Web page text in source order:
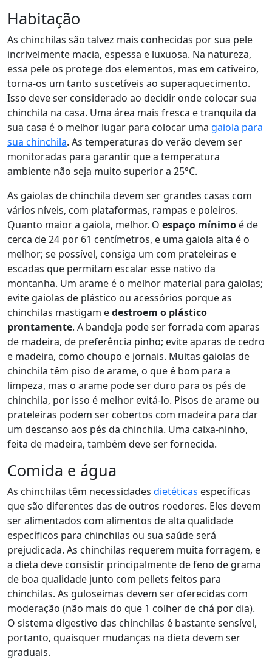
Habitação
As chinchilas são talvez mais conhecidas por sua pele
incrivelmente macia, espessa e luxuosa. Na natureza,
essa pele os protege dos elementos, mas em cativeiro,
torna-os um tanto suscetíveis ao superaquecimento.
Isso deve ser considerado ao decidir onde colocar sua
chinchila na casa. Uma área mais fresca e tranquila da
sua casa é o melhor lugar para colocar uma gaiola para
sua chinchila. As temperaturas do verão devem ser
monitoradas para garantir que a temperatura
ambiente não seja muito superior a 25°C.
As gaiolas de chinchila devem ser grandes casas com
vários níveis, com plataformas, rampas e poleiros.
Quanto maior a gaiola, melhor. O espaço mínimo é de
cerca de 24 por 61 centímetros, e uma gaiola alta é o
melhor; se possível, consiga um com prateleiras e
escadas que permitam escalar esse nativo da
montanha. Um arame é o melhor material para gaiolas;
evite gaiolas de plástico ou acessórios porque as
chinchilas mastigam edestroem o plástico
prontamente. A bandeja pode ser forrada com aparas
de madeira, de preferência pinho; evite aparas de cedro
e madeira, como choupo e jornais. Muitas gaiolas de
chinchila têm piso de arame, o que é bom para a
limpeza, mas o arame pode ser duro para os pés de
chinchila, por isso é melhor evitá-lo. Pisos de arame ou
prateleiras podem ser cobertos com madeira para dar
um descanso aos pés da chinchila. Uma caixa-ninho,
feita de madeira, também deve ser fornecida.
Comida e água
As chinchilas têm necessidades dietéticas específicas
que são diferentes das de outros roedores. Eles devem
ser alimentados com alimentos de alta qualidade
específicos para chinchilas ou sua saúde será
prejudicada. As chinchilas requerem muita forragem, e
a dieta deve consistir principalmente de feno de grama
de boa qualidade junto com pellets feitos para
chinchilas. As guloseimas devem ser oferecidas com
moderação (não mais do que 1 colher de chá por dia).
O sistema digestivo das chinchilas é bastante sensível,
portanto, quaisquer mudanças na dieta devem ser
graduais.